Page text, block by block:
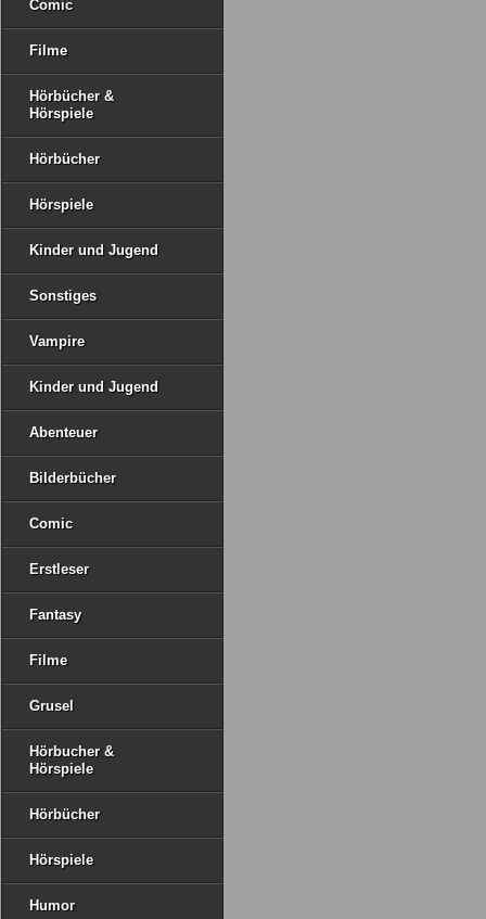
Comic
Filme
Hörbücher &
Hörspiele
Hörbücher
Hörspiele
Kinder und Jugend
Sonstiges
Vampire
Kinder und Jugend
Abenteuer
Bilderbücher
Comic
Erstleser
Fantasy
Filme
Grusel
Hörbucher &
Hörspiele
Hörbücher
Hörspiele
Humor